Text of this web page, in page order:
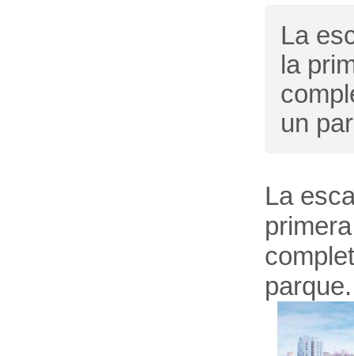
La
la
un
La
parque.